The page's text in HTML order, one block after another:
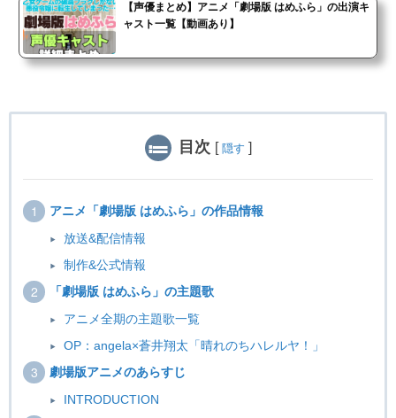
【声優まとめ】アニメ「劇場版 はめふら」の出演キ
ャスト一覧【動画あり】
目次 [ 隠す ]
アニメ「劇場版 はめふら」の作品情報
放送&配信情報
制作&公式情報
「劇場版 はめふら」の主題歌
アニメ全期の主題歌一覧
OP：angela×蒼井翔太「晴れのちハレルヤ！」
劇場版アニメのあらすじ
INTRODUCTION